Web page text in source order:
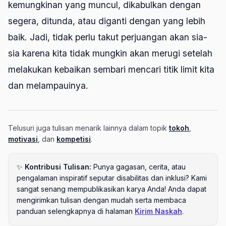
kemungkinan yang muncul, dikabulkan dengan
segera, ditunda, atau diganti dengan yang lebih
baik. Jadi, tidak perlu takut perjuangan akan sia-
sia karena kita tidak mungkin akan merugi setelah
melakukan kebaikan sembari mencari titik limit kita
dan melampauinya.
Telusuri juga tulisan menarik lainnya dalam topik tokoh
motivasi , dan kompetisi.
✨ Kontribusi Tulisan: Punya gagasan, cerita, atau
pengalaman inspiratif seputar disabilitas dan inklusi? Kami
sangat senang mempublikasikan karya Anda! Anda dapat
mengirimkan tulisan dengan mudah serta membaca
panduan selengkapnya di halaman Kirim Naskah.